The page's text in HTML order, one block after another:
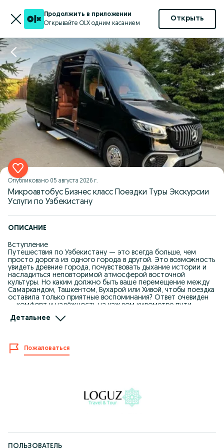
Продолжить в приложении
Открывайте OLX одним касанием
Открыть
Опубликовано 05 августа 2026 г.
Микроавтобус Бизнес класс Поездки Туры Экскурсии
Услуги по Узбекистану
ОПИСАНИЕ
Вступление
Путешествия по Узбекистану — это всегда больше, чем
просто дорога из одного города в другой. Это возможность
увидеть древние города, почувствовать дыхание истории и
насладиться неповторимой атмосферой восточной
культуры. Но каким должно быть ваше перемещение между
Самаркандом, Ташкентом, Бухарой или Хивой, чтобы поездка
оставила только приятные воспоминания? Ответ очевиден
— комфорт и надёжность на каждом километре пути.
бизнес-класса, которые сделают ваши экскурсии, туры и
Что делает микроавтобус бизнес-класса лучшим выбором
для путешественников?
отдохнуть во время движения. Это не просто транспорт —
это возможность насладиться поездкой и даже превратить
её в полноценную часть путешествия. Когда вы
автомобили.
Детальнее
Пожаловаться
ПОЛЬЗОВАТЕЛЬ